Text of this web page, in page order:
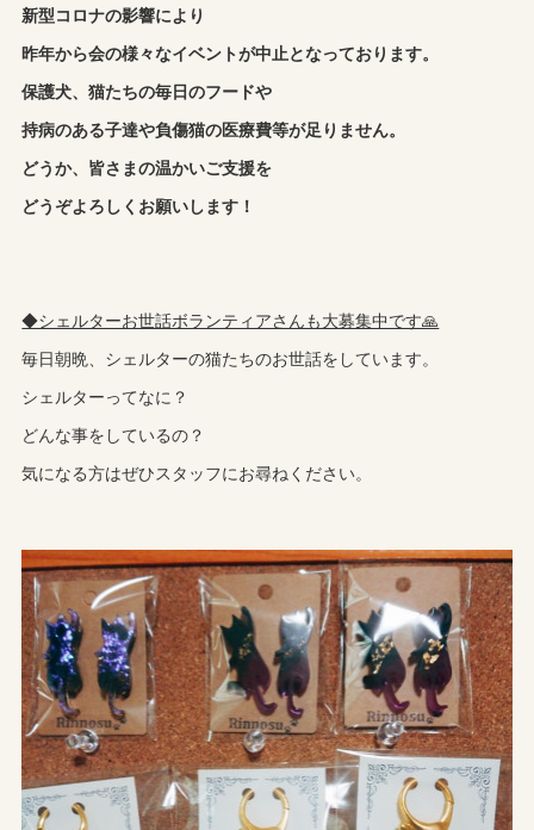
新型コロナの影響により
昨年から会の様々なイベントが中止となっております。
保護犬、猫たちの毎日のフードや
持病のある子達や負傷猫の医療費等が足りません。
どうか、皆さまの温かいご支援を
どうぞよろしくお願いします！
◆シェルターお世話ボランティアさんも大募集中です🙏
毎日朝晩、シェルターの猫たちのお世話をしています。
シェルターってなに？
どんな事をしているの？
気になる方はぜひスタッフにお尋ねください。